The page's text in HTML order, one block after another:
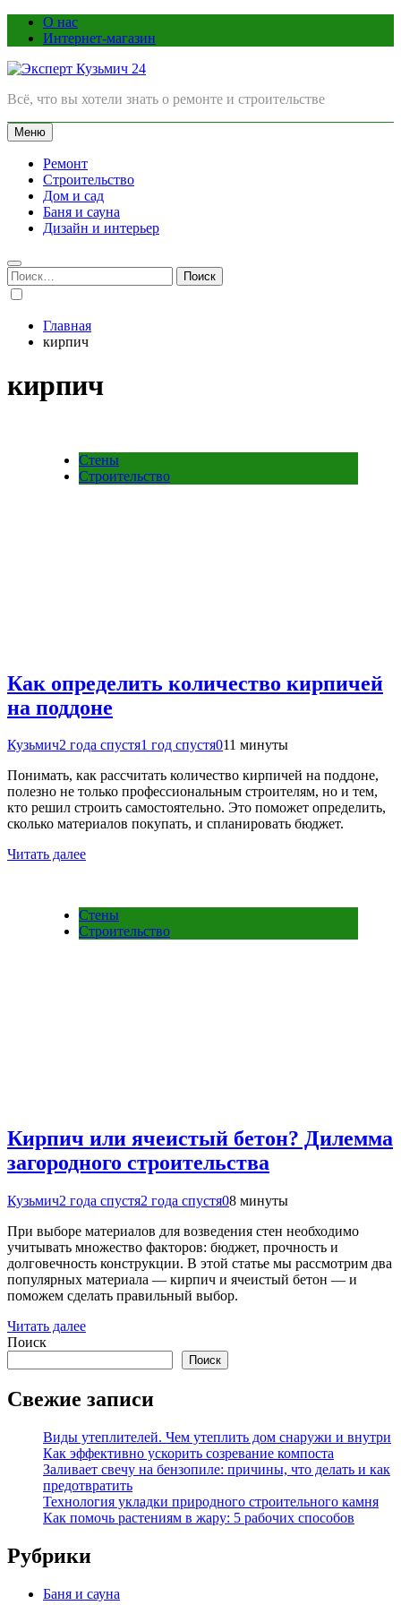
ПерейтиО нас
Интернет-магазин
Эксперт Кузьмич 24
Всё, что вы хотели знать о ремонте и строительстве
Меню
Ремонт
Строительство
Дом и сад
Баня и сауна
Дизайн и интерьер
Найти:
Главная
кирпич
кирпич
Стены
Строительство
Как определить количество кирпичей
на поддоне
Кузьмич2 года спустя1 год спустя011 минуты
Понимать, как рассчитать количество кирпичей на поддоне,
полезно не только профессиональным строителям, но и тем,
кто решил строить самостоятельно. Это поможет определить,
сколько материалов покупать, и спланировать бюджет.
Читать далее
Стены
Строительство
Кирпич или ячеистый бетон? Дилемма
загородного строительства
Кузьмич2 года спустя2 года спустя08 минуты
При выборе материалов для возведения стен необходимо
учитывать множество факторов: бюджет, прочность и
долговечность конструкции. В этой статье мы рассмотрим два
популярных материала — кирпич и ячеистый бетон — и
поможем сделать правильный выбор.
Читать далее
Поиск
Поиск
Свежие записи
Виды утеплителей. Чем утеплить дом снаружи и внутри
Как эффективно ускорить созревание компоста
Заливает свечу на бензопиле: причины, что делать и как
предотвратить
Технология укладки природного строительного камня
Как помочь растениям в жару: 5 рабочих способов
Рубрики
Баня и сауна